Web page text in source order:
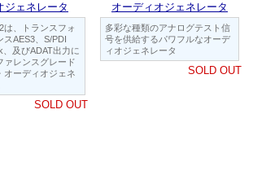
ジェネレータ
は、トランスフォ
スAES3、S/PDI
、及びADAT出力に
ァレンスグレード
オーディオジェネ
SOLD OUT
オーディオジェネレータ
多彩な種類のアナログテスト信
号を供給するパワフルなオーデ
ィオジェネレータ
SOLD OUT